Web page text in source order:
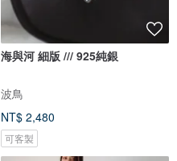
海與河 細版 /// 925純銀
波鳥
NT$ 2,480
可客製